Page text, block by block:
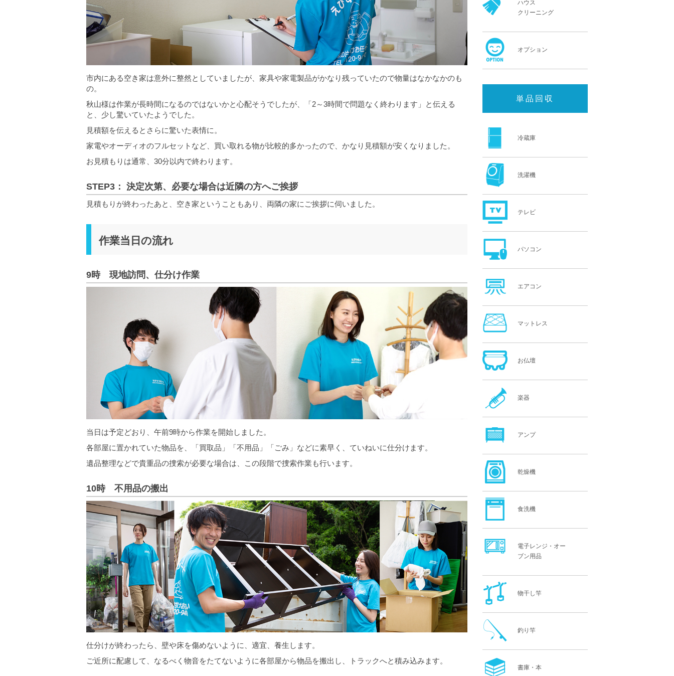
市内にある空き家は意外に整然としていましたが、家具や家電製品がかなり残っていたので物量はなかなかのも
の。
秋山様は作業が長時間になるのではないかと心配そうでしたが、「2～3時間で問題なく終わります」と伝える
と、少し驚いていたようでした。
見積額を伝えるとさらに驚いた表情に。
家電やオーディオのフルセットなど、買い取れる物が比較的多かったので、かなり見積額が安くなりました。
お見積もりは通常、30分以内で終わります。
STEP3： 決定次第、必要な場合は近隣の方へご挨拶
見積もりが終わったあと、空き家ということもあり、両隣の家にご挨拶に伺いました。
作業当日の流れ
9時 現地訪問、仕分け作業
当日は予定どおり、午前9時から作業を開始しました。
各部屋に置かれていた物品を、「買取品」「不用品」「ごみ」などに素早く、ていねいに仕分けます。
遺品整理などで貴重品の捜索が必要な場合は、この段階で捜索作業も行います。
10時 不用品の搬出
仕分けが終わったら、壁や床を傷めないように、適宜、養生します。
ご近所に配慮して、なるべく物音をたてないように各部屋から物品を搬出し、トラックへと積み込みます。
ハウス
クリーニング
オプション
単品回収
冷蔵庫
洗濯機
テレビ
パソコン
エアコン
マットレス
お仏壇
楽器
アンプ
乾燥機
食洗機
電子レンジ・オー
ブン用品
物干し竿
釣り竿
書庫・本